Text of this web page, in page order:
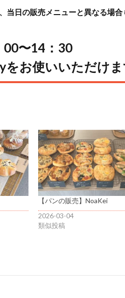
日の販売メニューと異なる場合
〜14：30
お使いいただけま
【パンの販売】NoaKei
2026-03-04
類似投稿